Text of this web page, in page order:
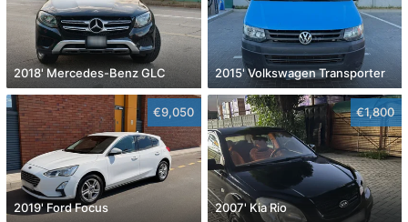
2018' Mercedes-Benz GLC 2015' Volkswagen Transporter
€9,050
2019' Ford Focus
€1,800
2007' Kia Rio